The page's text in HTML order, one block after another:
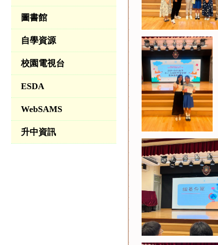
圖書館
自學資源
校園電視台
ESDA
WebSAMS
升中資訊